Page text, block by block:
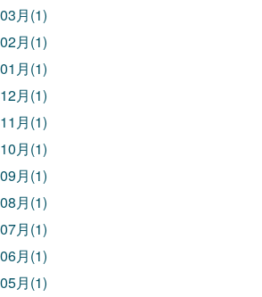
月(1)
月(1)
月(1)
月(1)
月(1)
月(1)
月(1)
月(1)
月(1)
月(1)
月(1)